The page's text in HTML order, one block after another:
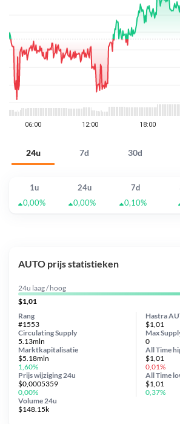
24u 7d 30d
1u 24u 7d
0,00%
0,00% 0,10%
AUTO prijs statistieken
24u laag / hoog
$1,01
Hastra
$1,01
Circulating Supply
5.13mln
Prijs wijziging 24u
$0,0005359
0,00%
Max
0
Marktkapitalisatie
$5.18mln
1,60%
Volume 24u
$148.15k
Rang
#1553
All Time
$1,01
0,01%
All Time
$1,01
0,37%